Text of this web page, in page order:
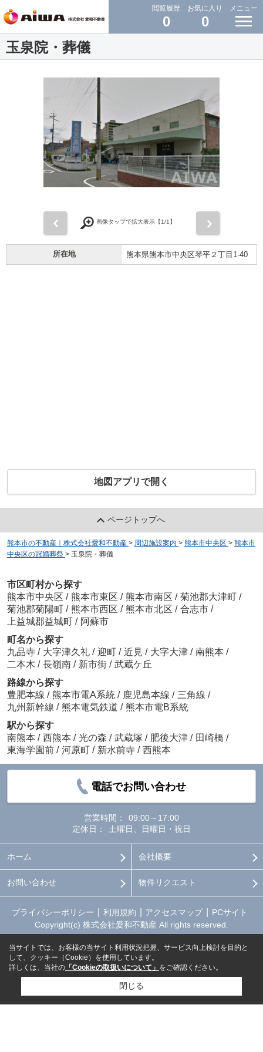
閲覧履歴
0
お気に入り
0
メニュー
玉泉院・葬儀
画像タップで拡大表示【1/1】
所在地 熊本県熊本市中央区琴平２丁目1-40
地図アプリで開く
ページトップへ
熊本市の不動産｜株式会社愛和不動産 > 周辺施設案内 > 熊本市中央区 > 熊本市
中央区の冠婚葬祭 > 玉泉院・葬儀
市区町村から探す
熊本市中央区 / 熊本市東区 / 熊本市南区 / 菊池郡大津町 /
菊池郡菊陽町 / 熊本市西区 / 熊本市北区 / 合志市 /
上益城郡益城町 / 阿蘇市
町名から探す
九品寺 / 大字津久礼 / 迎町 / 近見 / 大字大津 / 南熊本 /
二本木 / 長嶺南 / 新市街 / 武蔵ケ丘
路線から探す
豊肥本線 / 熊本市電A系統 / 鹿児島本線 / 三角線 /
九州新幹線 / 熊本電気鉄道 / 熊本市電B系統
駅から探す
南熊本 / 西熊本 / 光の森 / 武蔵塚 / 肥後大津 / 田崎橋 /
東海学園前 / 河原町 / 新水前寺 / 西熊本
電話でお問い合わせ
営業時間：
09:00～17:00
定休日：
土曜日、日曜日・祝日
ホーム 会社概要
お問い合わせ 物件リクエスト
プライバシーポリシー 利用規約 アクセスマップ
PCサイト
Copyright(c) 株式会社愛和不動産 All rights reserved.
当サイトでは、お客様の当サイト利用状況把握、サービス向上検討を目的と
して、クッキー（Cookie）を使用しています。
詳しくは、当社の 「Cookieの取扱いについて」 をご確認ください。
閉じる